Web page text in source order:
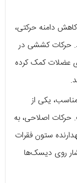
دامنه حرکتی،
حرکات کششی در
عضلات کمک کرده
یکی از
اصلاحی، به
ستون فقرات
روی دیسک‌ها